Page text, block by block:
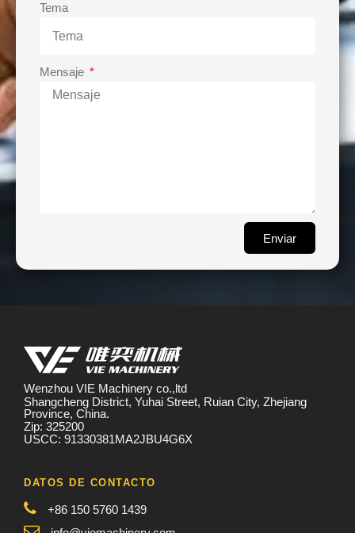
Tema
Mensaje
Enviar
Wenzhou VIE Machinery co.,ltd
Shangcheng District, Yuhai Street, Ruian City, Zhejiang
Province, China.
Zip: 325200
USCC: 91330381MA2JBU4G6X
DATOS DE CONTACTO
+86 150 5760 1439